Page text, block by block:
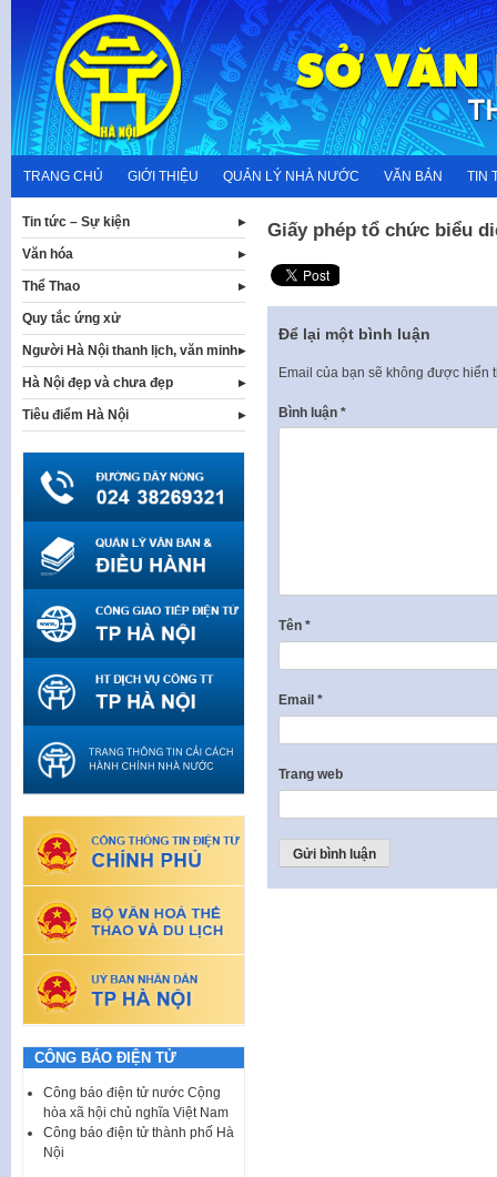
content
TRANG CHỦ GIỚI THIỆU QUẢN LÝ NHÀ NƯỚC VĂN BẢN TIN
Giấy phép tổ chức biểu
Để lại một bình luận
Email của bạn sẽ không được hiển
Bình luận *
Tên *
Email *
Trang web
Tin tức – Sự kiện
Văn hóa
Thể Thao
Quy tắc ứng xử
Người Hà Nội thanh lịch, văn minh
Hà Nội đẹp và chưa đẹp
Tiêu điểm Hà Nội
CÔNG BÁO ĐIỆN TỬ
Công báo điện tử nước Cộng
hòa xã hội chủ nghĩa Việt Nam
Công báo điện tử thành phố Hà
Nội